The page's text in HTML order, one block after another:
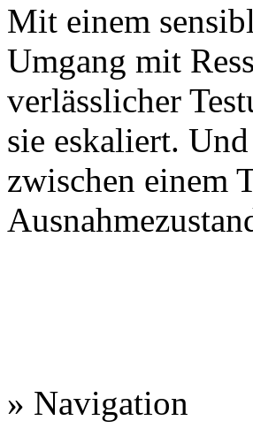
Mit einem
Umgang mit
verlässlicher
sie eskaliert.
zwischen einem
» Navigation